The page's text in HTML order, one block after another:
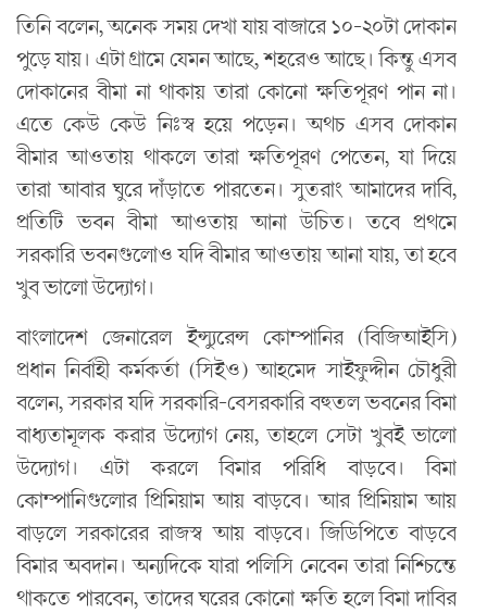
তিনি বলেন, অনেক সময় দেখা যায় বাজারে ১০-২০টা দোকান
পুড়ে যায়। এটা গ্রামে যেমন আছে, শহরেও আছে। কিন্তু এসব
দোকানের বীমা না থাকায় তারা কোনো ক্ষতিপূরণ পান না।
এতে কেউ কেউ নিঃস্ব হয়ে পড়েন। অথচ এসব দোকান
বীমার আওতায় থাকলে তারা ক্ষতিপূরণ পেতেন, যা দিয়ে
তারা আবার ঘুরে দাঁড়াতে পারতেন। সুতরাং আমাদের দাবি,
প্রতিটি ভবন বীমা আওতায় আনা উচিত। তবে প্রথমে
সরকারি ভবনগুলোও যদি বীমার আওতায় আনা যায়, তা হবে
খুব ভালো উদ্যোগ।
বাংলাদেশ জেনারেল ইন্স্যুরেন্স কোম্পানির (বিজিআইসি)
প্রধান নির্বাহী কর্মকর্তা (সিইও) আহমেদ সাইফুদ্দীন চৌধুরী
বলেন, সরকার যদি সরকারি-বেসরকারি বহুতল ভবনের বিমা
বাধ্যতামূলক করার উদ্যোগ নেয়, তাহলে সেটা খুবই ভালো
উদ্যোগ। এটা করলে বিমার পরিধি বাড়বে। বিমা
কোম্পানিগুলোর প্রিমিয়াম আয় বাড়বে। আর প্রিমিয়াম আয়
বাড়লে সরকারের রাজস্ব আয় বাড়বে। জিডিপিতে বাড়বে
বিমার অবদান। অন্যদিকে যারা পলিসি নেবেন তারা নিশ্চিন্তে
থাকতে পারবেন, তাদের ঘরের কোনো ক্ষতি হলে বিমা দাবির